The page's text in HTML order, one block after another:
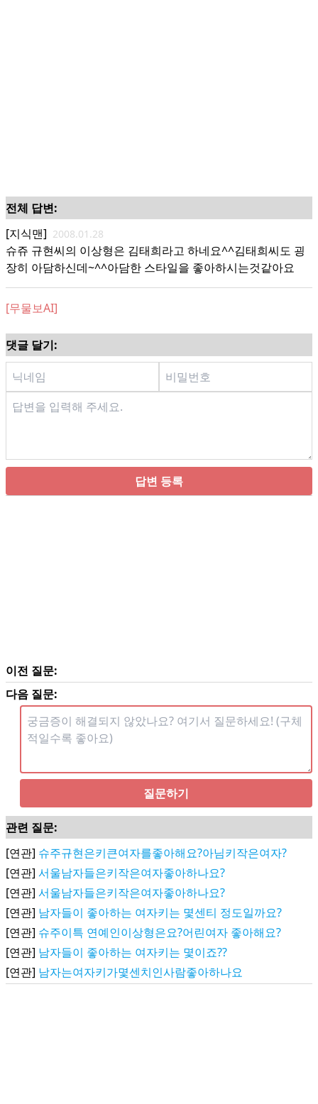
전체 답변:
[지식맨] 2008.01.28
슈쥬 규현씨의 이상형은 김태희라고 하네요^^김태희씨도 굉
장히 아담하신데~^^아담한 스타일을 좋아하시는것같아요
[무물보AI]
댓글 달기:
답변 등록
이전 질문:
다음 질문:
질문하기
관련 질문:
[연관] 슈주규현은키큰여자를좋아해요?아님키작은여자?
[연관] 서울남자들은키작은여자좋아하나요?
[연관] 서울남자들은키작은여자좋아하나요?
[연관] 남자들이 좋아하는 여자키는 몇센티 정도일까요?
[연관] 슈주이특 연예인이상형은요?어린여자 좋아해요?
[연관] 남자들이 좋아하는 여자키는 몇이죠??
[연관] 남자는여자키가몇센치인사람좋아하나요